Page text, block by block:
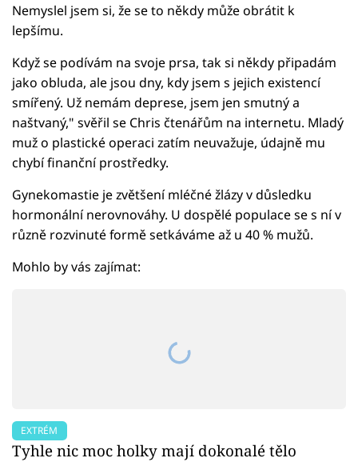
Nemyslel jsem si, že se to někdy může obrátit k
lepšímu.
Když se podívám na svoje prsa, tak si někdy připadám
jako obluda, ale jsou dny, kdy jsem s jejich existencí
smířený. Už nemám deprese, jsem jen smutný a
naštvaný," svěřil se Chris čtenářům na internetu. Mladý
muž o plastické operaci zatím neuvažuje, údajně mu
chybí finanční prostředky.
Gynekomastie je zvětšení mléčné žlázy v důsledku
hormonální nerovnováhy. U dospělé populace se s ní v
různě rozvinuté formě setkáváme až u 40 % mužů.
Mohlo by vás zajímat:
EXTRÉM
Tyhle nic moc holky mají dokonalé tělo